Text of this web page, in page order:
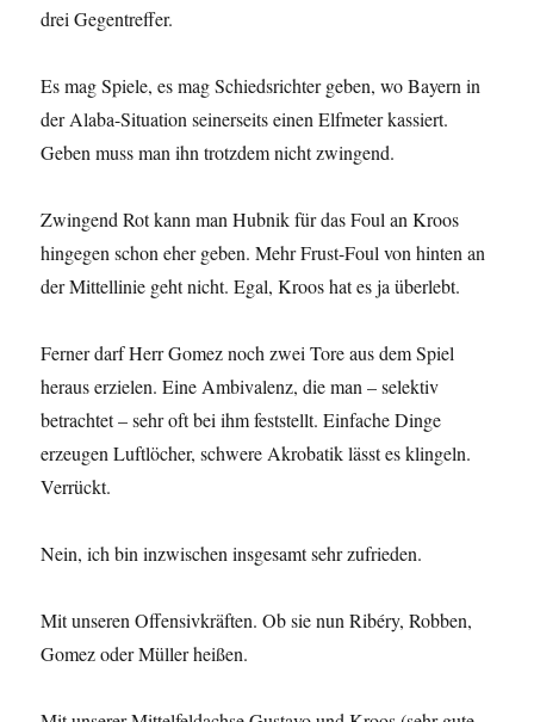
drei Gegentreffer.
Es mag Spiele, es mag Schiedsrichter geben, wo Bayern in
der Alaba-Situation seinerseits einen Elfmeter kassiert.
Geben muss man ihn trotzdem nicht zwingend.
Zwingend Rot kann man Hubnik für das Foul an Kroos
hingegen schon eher geben. Mehr Frust-Foul von hinten an
der Mittellinie geht nicht. Egal, Kroos hat es ja überlebt.
Ferner darf Herr Gomez noch zwei Tore aus dem Spiel
heraus erzielen. Eine Ambivalenz, die man – selektiv
betrachtet – sehr oft bei ihm feststellt. Einfache Dinge
erzeugen Luftlöcher, schwere Akrobatik lässt es klingeln.
Verrückt.
Nein, ich bin inzwischen insgesamt sehr zufrieden.
Mit unseren Offensivkräften. Ob sie nun Ribéry, Robben,
Gomez oder Müller heißen.